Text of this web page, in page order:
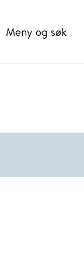
Meny og søk